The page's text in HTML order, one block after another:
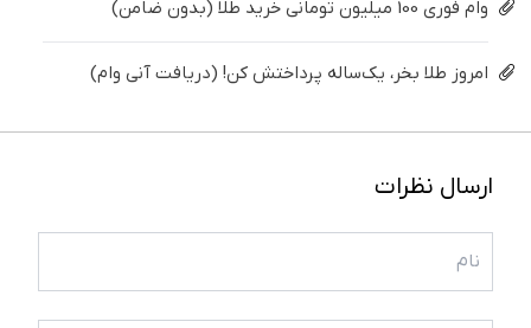
وام فوری 100 میلیون تومانی خرید طلا (بدون ضامن)
امروز طلا بخر، یک‌ساله پرداختش کن! (دریافت آنی وام)
ارسال نظرات